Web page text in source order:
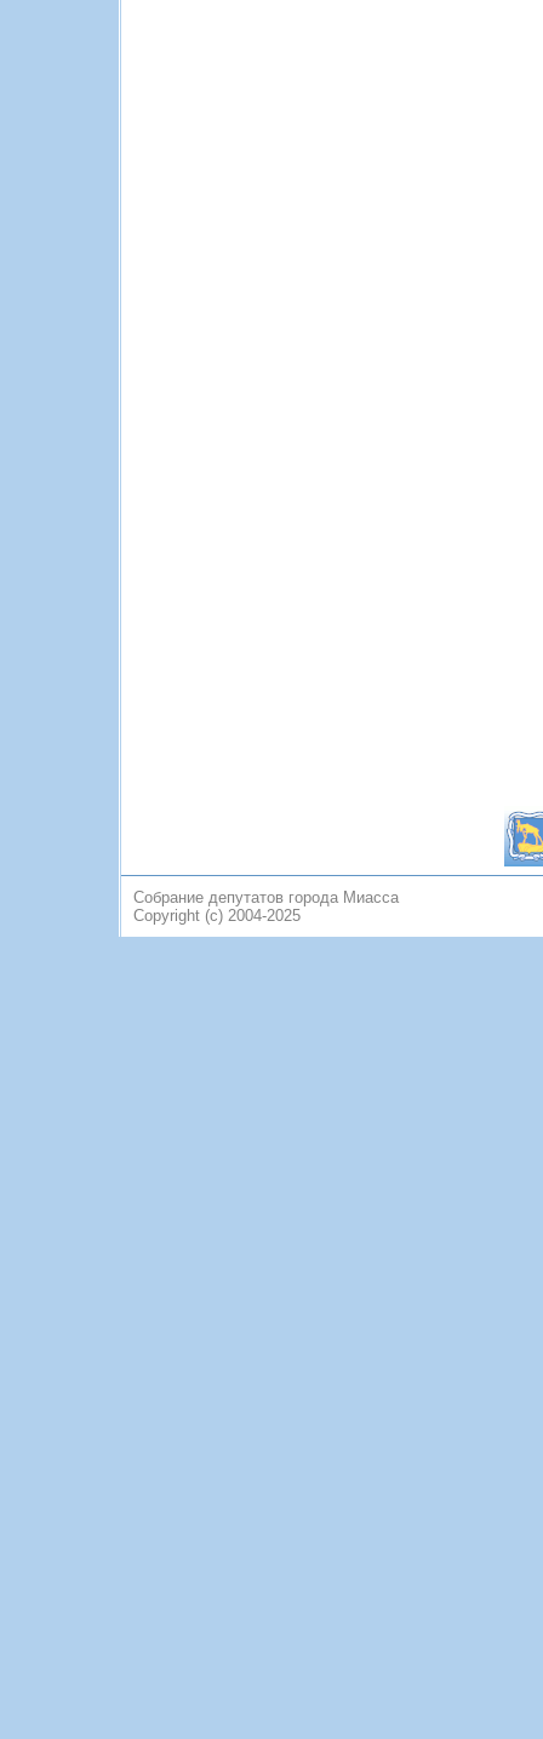
Собрание депутатов города Миасса
Copyright (c) 2004-2025